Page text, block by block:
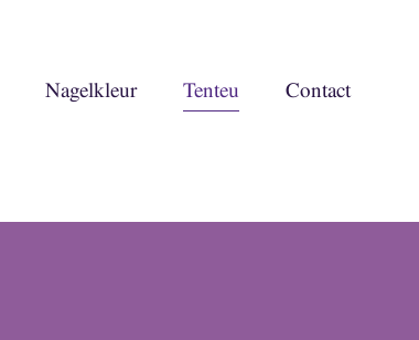
Nagelkleur Tenteu Contact